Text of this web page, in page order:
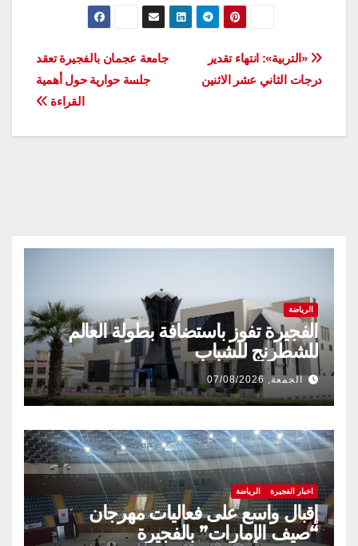
تصفّح
المقالات
جامعة عجمان بالفجيرة تعقد
جلسة حوارية حول أهمية
القراءة
«التربية»: انتهاء تقدير
درجات الثاني عشر الاثنين
الرياضة
الفجيرة تفوز باستضافة بطولة العالم
للشطرنج للشباب
الجمعة, 07/08/2026
اخبار الفجيرة الرياضة
إقبال واسع على فعاليات مهرجان
“صيف الإمارات” بالفجيرة